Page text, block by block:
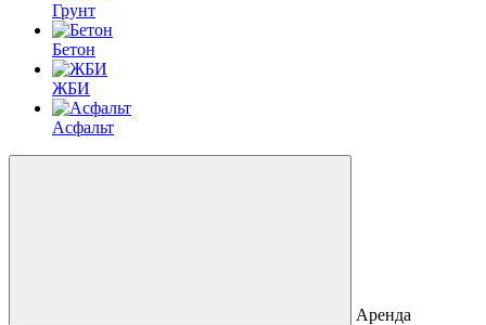
Грунт
Бетон
ЖБИ
Асфальт
Аренда